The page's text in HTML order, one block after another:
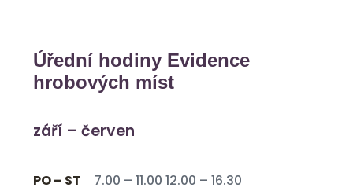
Úřední hodiny Evidence
hrobových míst
září – červen
PO – ST
7.00 – 11.00 12.00 – 16.30